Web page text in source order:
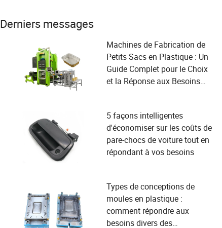
Derniers messages
Machines de Fabrication de
Petits Sacs en Plastique : Un
Guide Complet pour le Choix
et la Réponse aux Besoins
5 façons intelligentes
d'économiser sur les coûts de
pare-chocs de voiture tout en
répondant à vos besoins
Types de conceptions de
moules en plastique :
comment répondre aux
besoins divers des